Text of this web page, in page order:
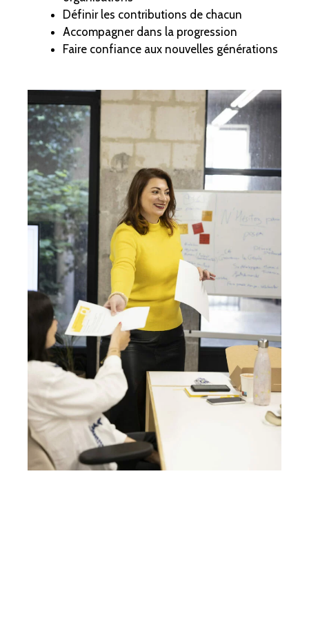
Définir les contributions de chacun
Accompagner dans la progression
Faire confiance aux nouvelles générations